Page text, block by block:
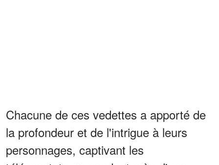
Chacune de ces vedettes a apporté de
la profondeur et de l'intrigue à leurs
personnages, captivant les